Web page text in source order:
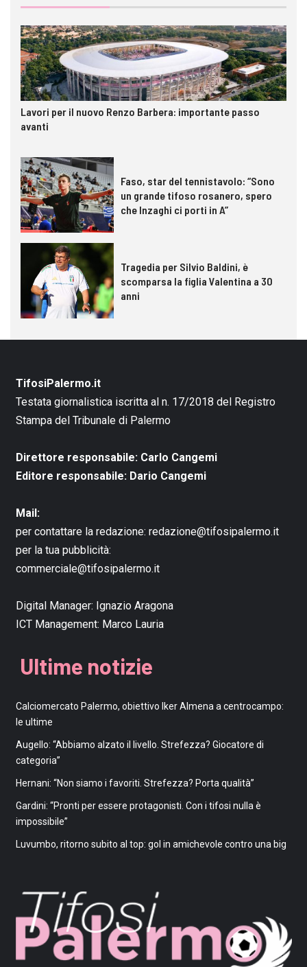
Lavori per il nuovo Renzo Barbera: importante passo
avanti
Faso, star del tennistavolo: “Sono
un grande tifoso rosanero, spero
che Inzaghi ci porti in A”
Tragedia per Silvio Baldini, è
scomparsa la figlia Valentina a 30
anni
TifosiPalermo.it
Testata giornalistica iscritta al n. 17/2018 del Registro
Stampa del Tribunale di Palermo
Direttore responsabile: Carlo Cangemi
Editore responsabile: Dario Cangemi
Mail:
per contattare la redazione: redazione@tifosipalermo.it
per la tua pubblicità:
commerciale@tifosipalermo.it
Digital Manager: Ignazio Aragona
ICT Management: Marco Lauria
Ultime notizie
Calciomercato Palermo, obiettivo Iker Almena a centrocampo:
le ultime
Augello: “Abbiamo alzato il livello. Strefezza? Giocatore di
categoria”
Hernani: “Non siamo i favoriti. Strefezza? Porta qualità”
Gardini: “Pronti per essere protagonisti. Con i tifosi nulla è
impossibile”
Luvumbo, ritorno subito al top: gol in amichevole contro una big